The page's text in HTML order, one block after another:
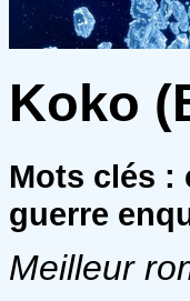
Koko
Mots clés :
guerre
Meilleur